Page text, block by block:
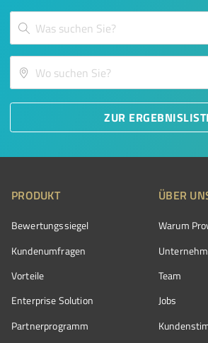
ZUR
PRODUKT
Bewertungssiegel
Kundenumfragen
Vorteile
Enterprise Solution
Partnerprogramm
ÜBER
Warum
Team
Jobs